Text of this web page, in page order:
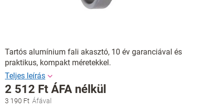
Tartós alumínium fali akasztó, 10 év garanciával és
praktikus, kompakt méretekkel.
3 190 Ft
2 512 Ft ÁFA nélkül
Egységár: